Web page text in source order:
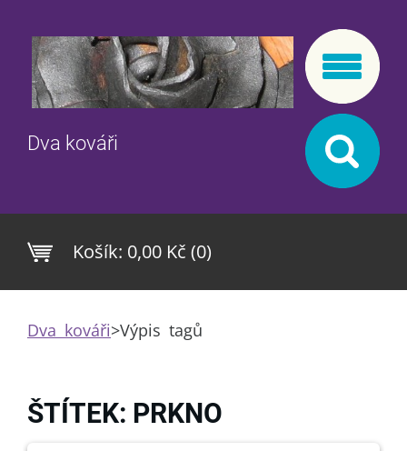
Dva kováři
Košík: 0,00 Kč (0)
Dva kováři>Výpis tagů
ŠTÍTEK: PRKNO